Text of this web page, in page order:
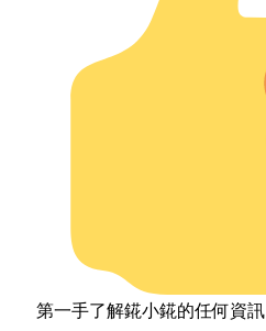
第一手了解錵小錵的任何資訊